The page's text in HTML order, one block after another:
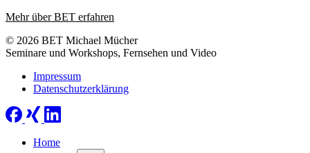
Mehr über BET erfahren
© 2026 BET Michael Mücher
Seminare und Workshops, Fernsehen und Video
Impressum
Datenschutzerklärung
Home